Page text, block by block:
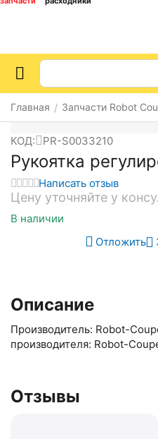
Главная / Запчасти Robot
КОД: PR-S0033210
Рукоятка
Написать отзыв
Цену уточняйте у
В наличии
Отложить
Описание
Производитель: Robot-
производителя: Robot-
Отзывы